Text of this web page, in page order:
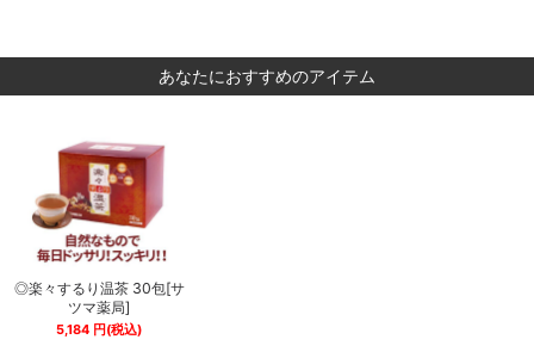
あなたにおすすめのアイテム
◎楽々するり温茶 30包[サ
ツマ薬局]
5,184 円 (税込)